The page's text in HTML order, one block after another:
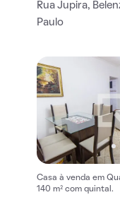
Rua Jupira,
Paulo
Casa à venda em
140 m² com quintal.